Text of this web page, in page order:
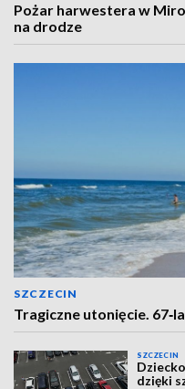
Pożar harwestera w
na drodze
SZCZECIN
Tragiczne utonięcie.
SZCZECIN
dzięki